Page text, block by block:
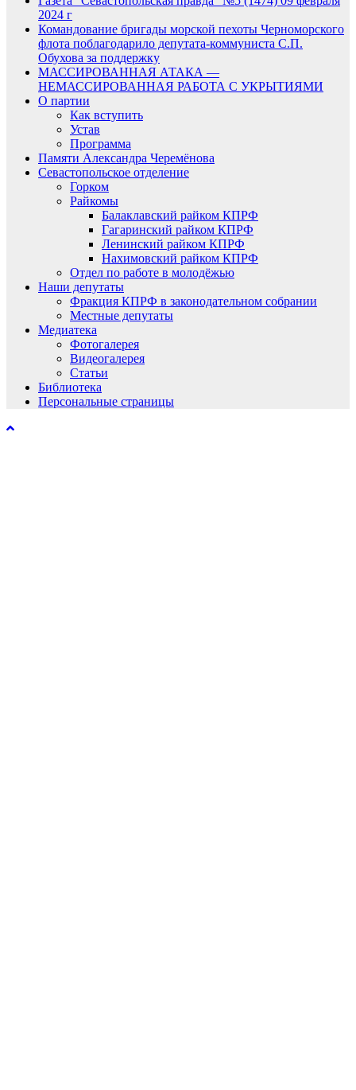
2024 г
Командование бригады морской пехоты Черноморского
флота поблагодарило депутата-коммуниста С.П.
Обухова за поддержку
МАССИРОВАННАЯ АТАКА —
НЕМАССИРОВАННАЯ РАБОТА С УКРЫТИЯМИ
О партии
Как вступить
Устав
Программа
Памяти Александра Черемёнова
Севастопольское отделение
Горком
Райкомы
Балаклавский райком КПРФ
Гагаринский райком КПРФ
Ленинский райком КПРФ
Нахимовский райком КПРФ
Отдел по работе в молодёжью
Наши депутаты
Фракция КПРФ в законодательном собрании
Местные депутаты
Медиатека
Фотогалерея
Видеогалерея
Статьи
Библиотека
Персональные страницы